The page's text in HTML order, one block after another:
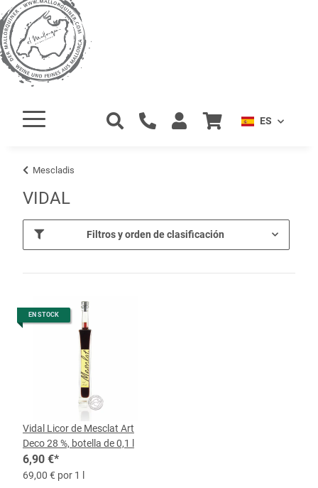
ES
Mescladis
VIDAL
Filtros y orden de clasificación
EN STOCK
Vidal Licor de Mesclat Art
Deco 28 %, botella de 0,1 l
6,90 €*
69,00 € por 1 l